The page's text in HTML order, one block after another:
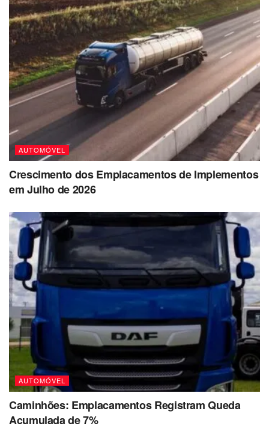
AUTOMÓVEL
Crescimento dos Emplacamentos de Implementos
em Julho de 2026
AUTOMÓVEL
Caminhões: Emplacamentos Registram Queda
Acumulada de 7%